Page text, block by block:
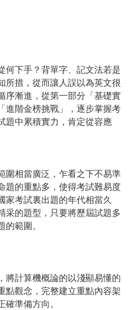
何下手？背單字、記文法若是
所措，從而讓人誤以為英文很
序漸進，從第一部分「基礎實
進階金榜挑戰」，逐步掌握考
題中累積實力，肯定從容應
相當廣泛，乍看之下不易準
題的重點多，使得考試難易度
家考試裏出題的年代相當久
采的題型，只要將歷屆試題多
範圍。
將計算機概論的以淺顯易懂的
點觀念，完整建立重點內容架
準備方向。